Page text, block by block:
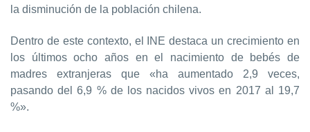
la disminución de la población chilena.
Dentro de este contexto, el INE destaca un crecimiento en
los últimos ocho años en el nacimiento de bebés de
madres extranjeras que «ha aumentado 2,9 veces,
pasando del 6,9 % de los nacidos vivos en 2017 al 19,7
%».